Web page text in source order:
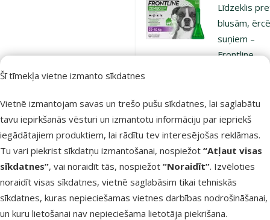
Šī tīmekļa vietne izmanto sīkdatnes
Vietnē izmantojam savas un trešo pušu sīkdatnes, lai saglabātu
tavu iepirkšanās vēsturi un izmantotu informāciju par iepriekš
iegādātajiem produktiem, lai rādītu tev interesējošas reklāmas.
Tu vari piekrist sīkdatņu izmantošanai, nospiežot “Atļaut visas
sīkdatnes”, vai noraidīt tās, nospiežot “Noraidīt”. Izvēloties
noraidīt visas sīkdatnes, vietnē saglabāsim tikai tehniskās
sīkdatnes, kuras nepieciešamas vietnes darbības nodrošināšanai,
un kuru lietošanai nav nepieciešama lietotāja piekrišana.
Līdzeklis
blusām,
suņiem –
Frontline
Oriģinālā
49,99 €
Cena
34,98 €
Pasargā
mīluli 🕷️
Noliktavā
Bezmaksas